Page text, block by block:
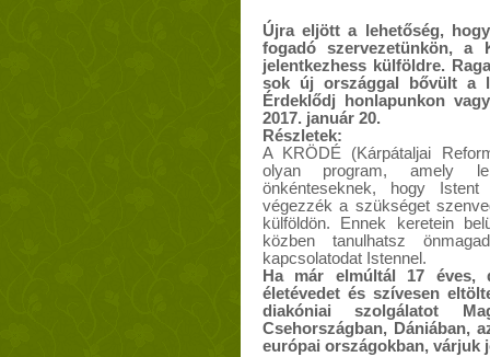
Újra eljött a lehetőség,
fogadó szervezetünkön, a
jelentkezhess külföldre.
sok új országgal bővült a
Érdeklődj honlapunkon
2017. január 20.
Részletek:
A KRÖDÉ (Kárpátaljai
olyan program, amely
önkénteseknek, hogy
végezzék a szükséget
külföldön. Ennek keretein
közben tanulhatsz
kapcsolatodat Istennel.
Ha már elmúltál 17
életévedet és szívesen
diakóniai szolgálatot
Csehországban, Dániában,
európai országokban, várjuk